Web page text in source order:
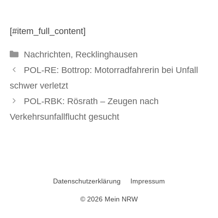
Zechengelände
10. Juni 2026
[#item_full_content]
Kategorien
Nachrichten, Recklinghausen
POL-RE: Bottrop: Motorradfahrerin bei Unfall
schwer verletzt
POL-RBK: Rösrath – Zeugen nach
Verkehrsunfallflucht gesucht
Datenschutzerklärung Impressum
© 2026 Mein NRW